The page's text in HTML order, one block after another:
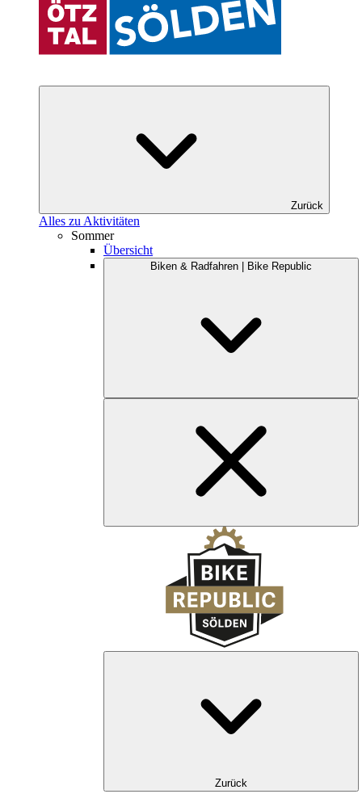
Zurück
Alles zu Aktivitäten
Sommer
Übersicht
Biken & Radfahren | Bike Republic
Zurück